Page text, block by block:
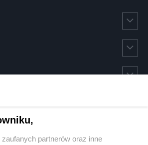
partnerów oraz inne